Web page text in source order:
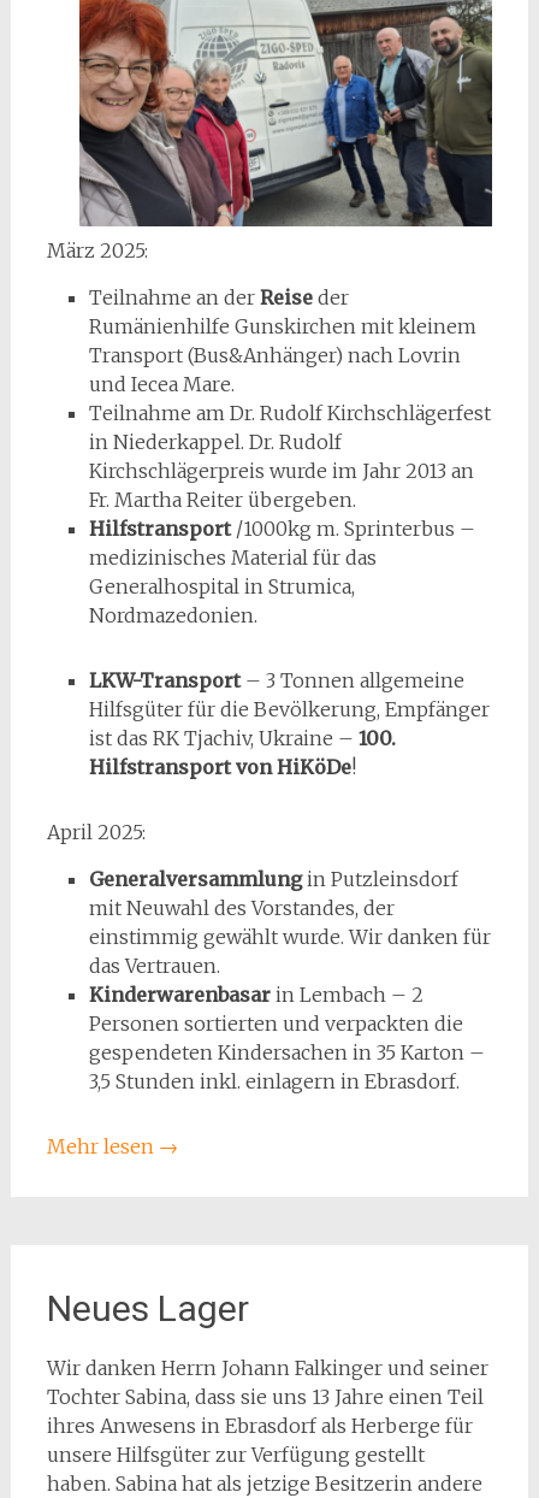
März 2025:
Teilnahme an der Reiseder
Rumänienhilfe Gunskirchen mit kleinem
Transport (Bus&Anhänger) nach Lovrin
und Iecea Mare.
Teilnahme am Dr. Rudolf Kirchschlägerfest
in Niederkappel. Dr. Rudolf
Kirchschlägerpreis wurde im Jahr 2013 an
Fr. Martha Reiter übergeben.
Hilfstransport/1000kg m. Sprinterbus –
medizinisches Material für das
Generalhospital in Strumica,
Nordmazedonien.
LKW-Transport– 3 Tonnen allgemeine
Hilfsgüter für die Bevölkerung, Empfänger
ist das RK Tjachiv, Ukraine – 100.
Hilfstransport von HiKöDe!
April 2025:
Generalversammlungin Putzleinsdorf
mit Neuwahl des Vorstandes, der
einstimmig gewählt wurde. Wir danken für
das Vertrauen.
Kinderwarenbasar in Lembach – 2
Personen sortierten und verpackten die
gespendeten Kindersachen in 35 Karton –
3,5 Stunden inkl. einlagern in Ebrasdorf.
Mehr lesen →
Neues Lager
Wir danken Herrn Johann Falkinger und seiner
Tochter Sabina, dass sie uns 13 Jahre einen Teil
ihres Anwesens in Ebrasdorf als Herberge für
unsere Hilfsgüter zur Verfügung gestellt
haben. Sabina hat als jetzige Besitzerin andere